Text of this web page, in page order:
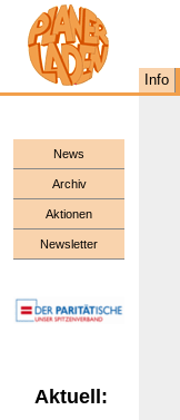
Info
News
Archiv
Aktionen
Newsletter
Aktuell: